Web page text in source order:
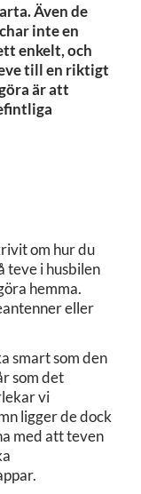
Även de
inte en
enkelt, och
till en riktigt
är att
om hur du
teve i husbilen
hemma.
eller
smart som den
som det
vi
ligger de dock
med att teven